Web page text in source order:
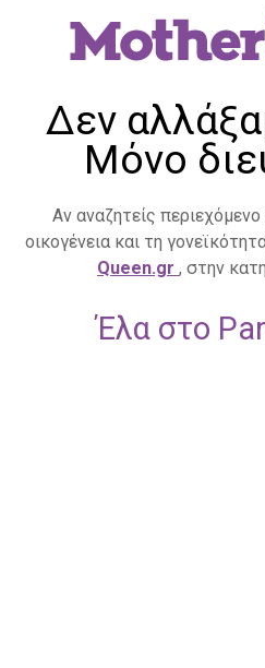
Δεν
Μόνο
Αν αναζητείς
οικογένεια και τη
Queen.gr , στην
Έλα στο